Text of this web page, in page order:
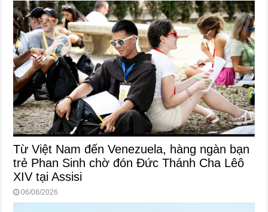
Từ Việt Nam đến Venezuela, hàng ngàn bạn
trẻ Phan Sinh chờ đón Đức Thánh Cha Lêô
XIV tại Assisi
06/08/2026